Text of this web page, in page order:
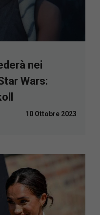
nei
Wars:
10 Ottobre 2023